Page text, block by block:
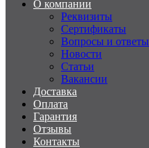
О компании
Реквизиты
Сертификаты
Вопросы и ответы
Новости
Статьи
Вакансии
Доставка
Оплата
Гарантия
Отзывы
Контакты